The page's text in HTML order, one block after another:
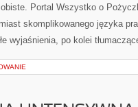
Portal Wszystko o
skomplikowanego języka
wyjaśnienia, po kolei